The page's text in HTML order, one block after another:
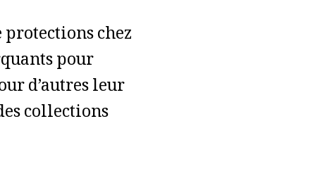
chez
pour
d’autres leur
collections